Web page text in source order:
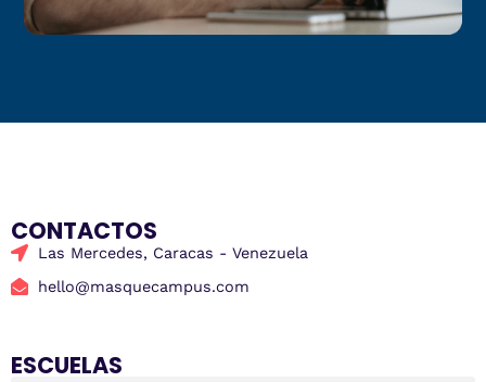
CONTACTOS
Las Mercedes, Caracas - Venezuela
hello@masquecampus.com
ESCUELAS